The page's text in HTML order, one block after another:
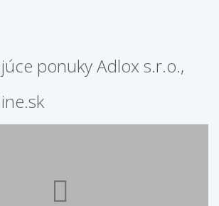
ponuky Adlox s.r.o.,